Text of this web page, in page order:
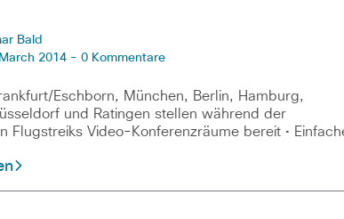
Bald
2014 - 0 Kommentare
Eschborn, München, Berlin, Hamburg,
und Ratingen stellen während der
Flugstreiks Video-Konferenzräume bereit •